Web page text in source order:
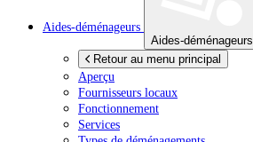
Aides-déménageurs
Aides-déménageurs
Retour au menu principal
Aperçu
Fournisseurs locaux
Fonctionnement
Services